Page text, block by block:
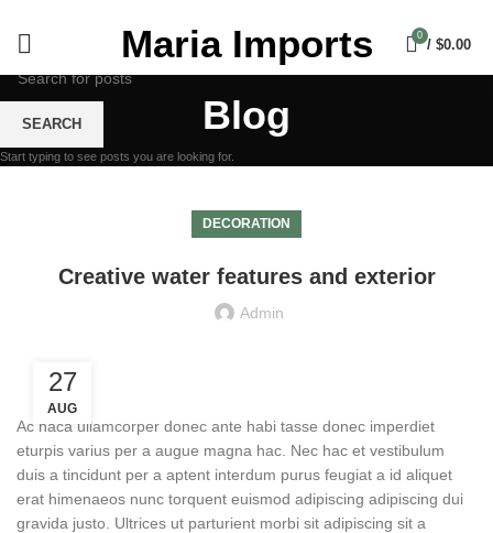
Maria Imports 0
/ $0.00
Blog
DECORATION
Creative water features and exterior
Admin
27
AUG
Ac haca ullamcorper donec ante habi tasse donec imperdiet
eturpis varius per a augue magna hac. Nec hac et vestibulum
duis a tincidunt per a aptent interdum purus feugiat a id aliquet
erat himenaeos nunc torquent euismod adipiscing adipiscing dui
gravida justo. Ultrices ut parturient morbi sit adipiscing sit a
SEARCH
Start typing to see posts you are looking for.